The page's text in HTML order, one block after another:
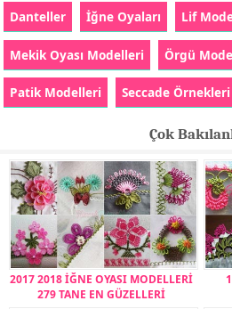
Danteller İğne Oyaları Lif
Mekik Oyası Modelleri Örgü
Patik Modelleri Seccade Örnekleri
Çok
2017 2018 İĞNE OYASI MODELLERİ
279 TANE EN GÜZELLERİ